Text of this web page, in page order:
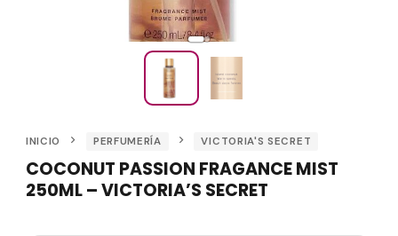
INICIO PERFUMERÍA VICTORIA'S SECRET
COCONUT PASSION FRAGANCE MIST
250ML – VICTORIA’S SECRET